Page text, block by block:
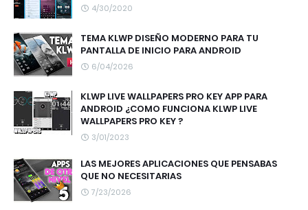
4/30/2020
TEMA KLWP DISEÑO MODERNO PARA TU
PANTALLA DE INICIO PARA ANDROID
6/04/2026
KLWP LIVE WALLPAPERS PRO KEY APP PARA
ANDROID ¿COMO FUNCIONA KLWP LIVE
WALLPAPERS PRO KEY ?
3/01/2023
LAS MEJORES APLICACIONES QUE PENSABAS
QUE NO NECESITARIAS
7/23/2026